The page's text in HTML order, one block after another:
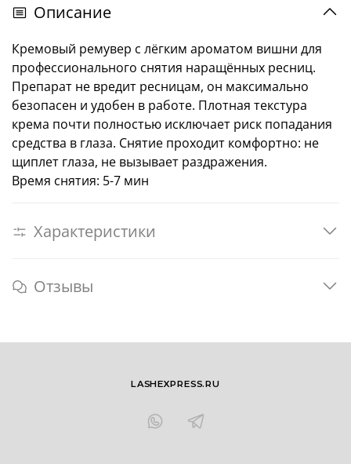
Описание
Кремовый ремувер с лёгким ароматом вишни для
профессионального снятия наращённых ресниц.
Препарат не вредит ресницам, он максимально
безопасен и удобен в работе. Плотная текстура
крема почти полностью исключает риск попадания
средства в глаза. Снятие проходит комфортно: не
щиплет глаза, не вызывает раздражения.
Время снятия: 5-7 мин
Характеристики
Отзывы
LASHEXPRESS.RU